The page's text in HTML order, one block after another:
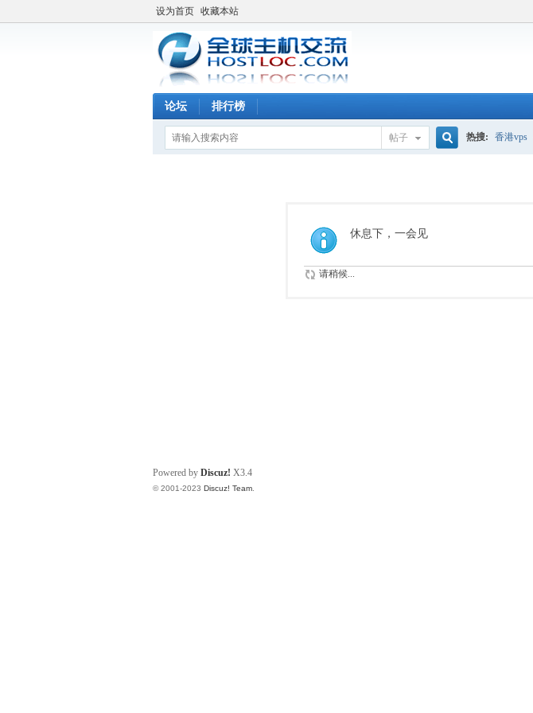
设为首页 收藏本站
论坛 排行榜
帖子 热搜: 香港vps
休息下，一会见
请稍候...
Powered by Discuz! X3.4
© 2001-2023 Discuz! Team